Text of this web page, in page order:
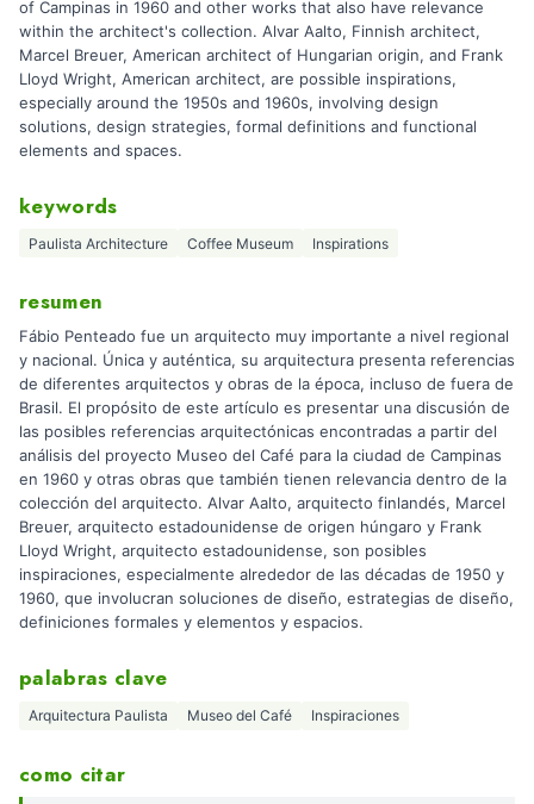
of Campinas in 1960 and other works that also have relevance
within the architect's collection. Alvar Aalto, Finnish architect,
Marcel Breuer, American architect of Hungarian origin, and Frank
Lloyd Wright, American architect, are possible inspirations,
especially around the 1950s and 1960s, involving design
solutions, design strategies, formal definitions and functional
elements and spaces.
keywords
Paulista Architecture Coffee Museum Inspirations
resumen
Fábio Penteado fue un arquitecto muy importante a nivel regional
y nacional. Única y auténtica, su arquitectura presenta referencias
de diferentes arquitectos y obras de la época, incluso de fuera de
Brasil. El propósito de este artículo es presentar una discusión de
las posibles referencias arquitectónicas encontradas a partir del
análisis del proyecto Museo del Café para la ciudad de Campinas
en 1960 y otras obras que también tienen relevancia dentro de la
colección del arquitecto. Alvar Aalto, arquitecto finlandés, Marcel
Breuer, arquitecto estadounidense de origen húngaro y Frank
Lloyd Wright, arquitecto estadounidense, son posibles
inspiraciones, especialmente alrededor de las décadas de 1950 y
1960, que involucran soluciones de diseño, estrategias de diseño,
definiciones formales y elementos y espacios.
palabras clave
Arquitectura Paulista Museo del Café Inspiraciones
como citar